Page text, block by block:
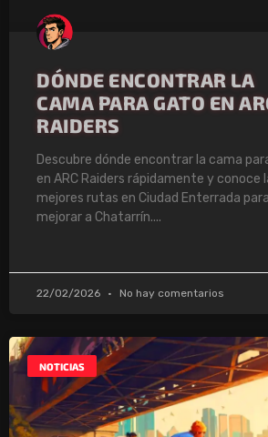
DÓNDE ENCONTRAR LA
CAMA PARA GATO EN
RAIDERS
Descubre dónde encontrar la cama
en ARC Raiders rápidamente y conoce
mejores rutas en Ciudad Enterrada para
mejorar a Chatarrín.
22/02/2026 No hay comentarios
NOTICIAS